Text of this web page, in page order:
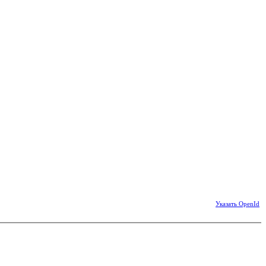
Указать OpenId